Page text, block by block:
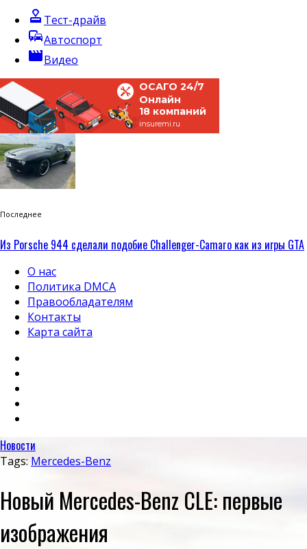
approval Тест-драйв
commuteАвтоспорт
movieВидео
ОСАГО 24/7
Онлайн
18 компаний
insuremi.ru
Последнее
Из Porsche 944 сделали подобие Challenger-Camaro как из игры GTA
О нас
Политика DMCA
Правообладателям
Контакты
Карта сайта
Новости
Tags: Mercedes-Benz
Новый Mercedes-Benz CLE: первые
изображения